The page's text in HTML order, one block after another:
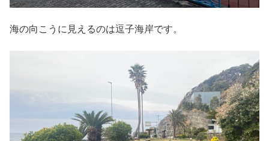
海の向こうに見えるのは逗子海岸です。